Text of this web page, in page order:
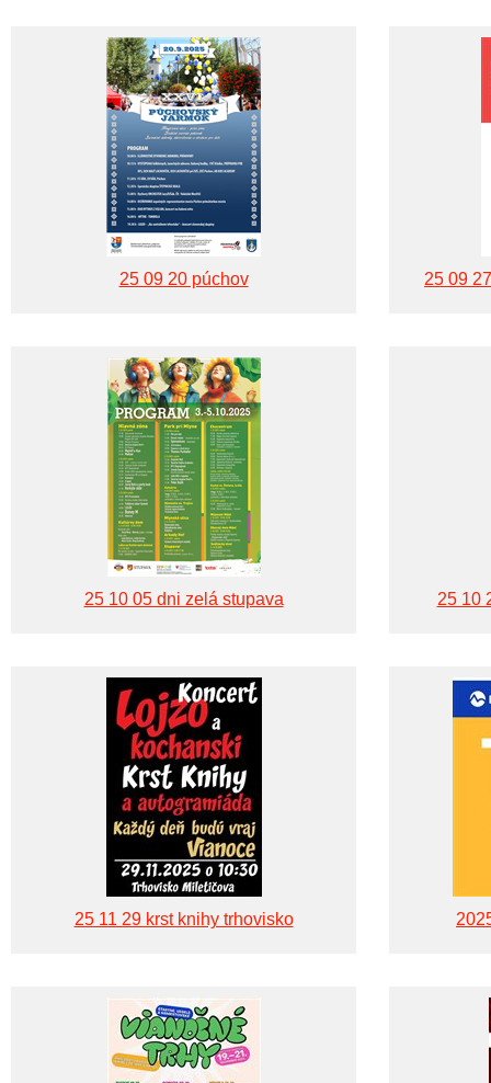
25 09 20 púchov 25 09
25 10 05 dni zelá stupava 25 10
25 11 29 krst knihy trhovisko